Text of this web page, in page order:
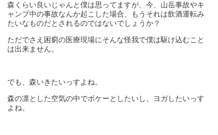
森くらい良いじゃんと僕は思ってますが、今、山岳事故やキ
ャンプ中の事故なんか起こした場合、もうそれは飲酒運転み
たいなものだとされるのではないでしょうか？
ただでさえ困窮の医療現場にそんな怪我で僕は駆け込むこと
は出来ません。
でも、森いきたいっすよね。
森の凛とした空気の中でボケーとしたいし、ヨガしたいっす
よね。